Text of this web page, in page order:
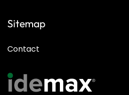
Sitemap
Contact